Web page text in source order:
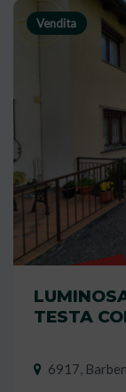
Vendita
TESTA
6917,